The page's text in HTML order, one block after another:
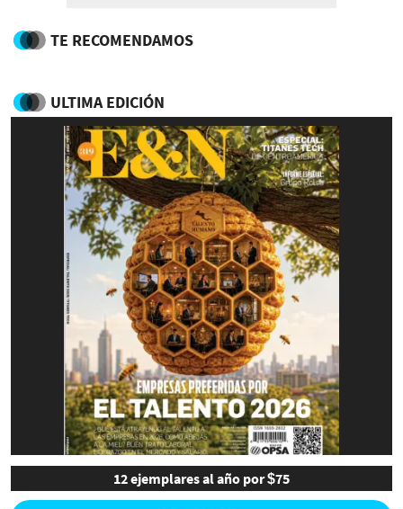
TE RECOMENDAMOS
ULTIMA EDICIÓN
12 ejemplares al año por $75